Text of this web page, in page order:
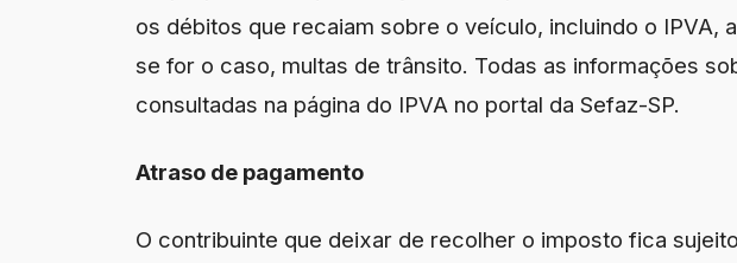
os débitos que recaiam sobre o veículo, incluindo o IPVA,
se for o caso, multas de trânsito. Todas as informações
consultadas na página do IPVA no portal da Sefaz-SP.
Atraso de pagamento
O contribuinte que deixar de recolher o imposto fica